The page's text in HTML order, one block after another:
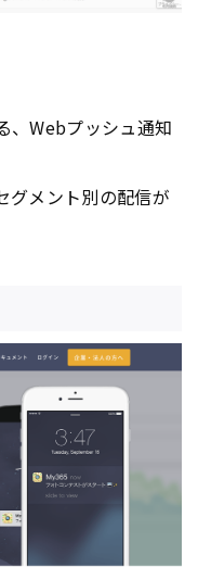
、Webプッシュ通知
グメント別の配信が